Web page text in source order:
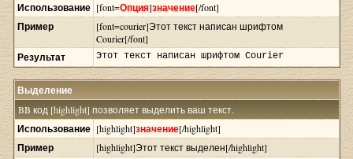
Использование [font=Опция]значение[/font]
Пример
[font=courier]Этот текст написан шрифтом
Courier[/font]
Результат Этот текст написан шрифтом Courier
Выделение
BB код [highlight] позволяет выделить ваш текст.
Использование [highlight]значение[/highlight]
Пример [highlight]Этот текст выделен[/highlight]